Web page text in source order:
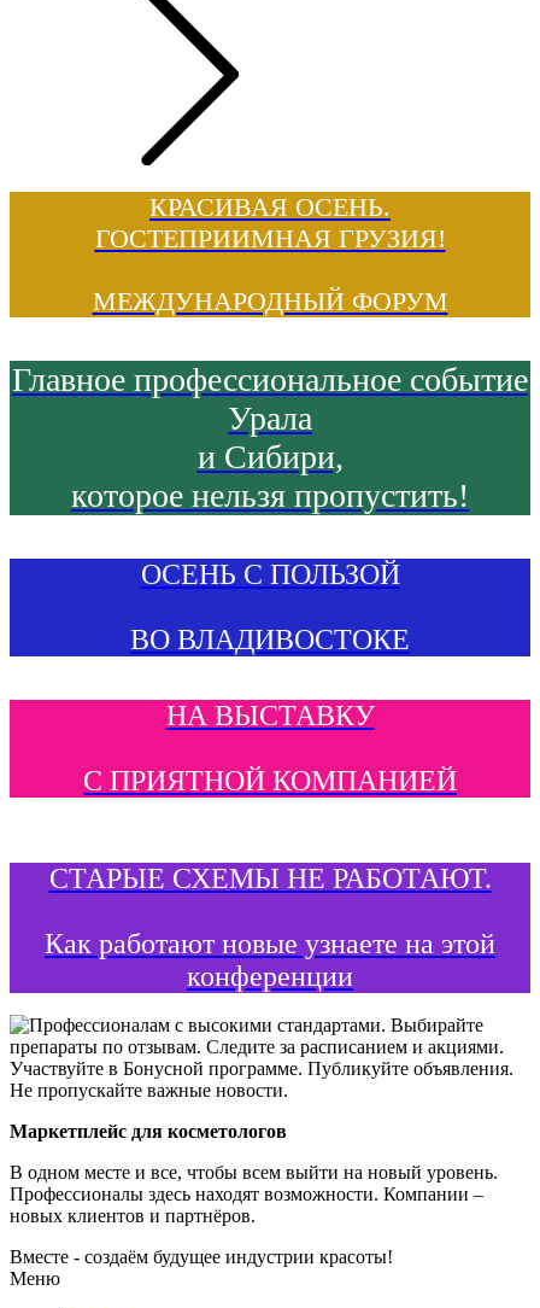
КРАСИВАЯ ОСЕНЬ.
ГОСТЕПРИИМНАЯ ГРУЗИЯ!
МЕЖДУНАРОДНЫЙ ФОРУМ
Главное профессиональное событие
Урала
и Сибири,
которое нельзя пропустить!
ОСЕНЬ С ПОЛЬЗОЙ
ВО ВЛАДИВОСТОКЕ
НА ВЫСТАВКУ
С ПРИЯТНОЙ КОМПАНИЕЙ
СТАРЫЕ СХЕМЫ НЕ РАБОТАЮТ.
Как работают новые узнаете на этой
конференции
Маркетплейс для косметологов
В одном месте и все, чтобы всем выйти на новый уровень.
Профессионалы здесь находят возможности. Компании –
новых клиентов и партнёров.
Вместе - создаём будущее индустрии красоты!
Меню